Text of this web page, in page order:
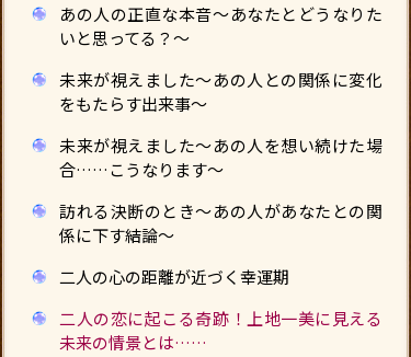
あの人の正直な本音〜あなたとどうなりた
いと思ってる？〜
未来が視えました〜あの人との関係に変化
をもたらす出来事〜
未来が視えました〜あの人を想い続けた場
合……こうなります〜
訪れる決断のとき〜あの人があなたとの関
係に下す結論〜
二人の心の距離が近づく幸運期
二人の恋に起こる奇跡！上地一美に見える
未来の情景とは……